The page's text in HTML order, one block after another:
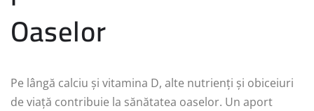
Oaselor
Pe lângă calciu și vitamina D, alte nutrienți și obiceiuri
de viață contribuie la sănătatea oaselor. Un aport